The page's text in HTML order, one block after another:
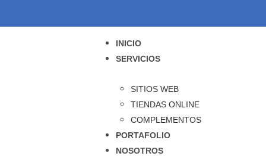
INICIO
SERVICIOS
SITIOS WEB
TIENDAS ONLINE
COMPLEMENTOS
PORTAFOLIO
NOSOTROS